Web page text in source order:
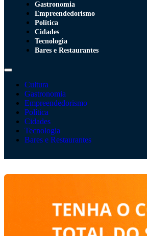
Gastronomia
Empreendedorismo
Política
Cidades
Tecnologia
Bares e Restaurantes
Cultura
Gastronomia
Empreendedorismo
Política
Cidades
Tecnologia
Bares e Restaurantes